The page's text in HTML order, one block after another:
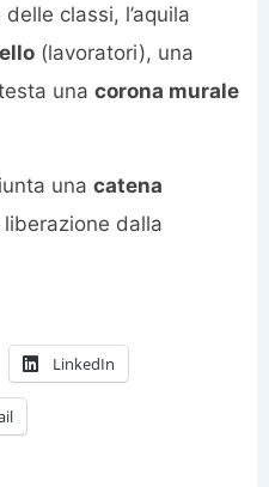
classi, l’aquila
(lavoratori), una
una corona murale
una catena
dalla
LinkedIn